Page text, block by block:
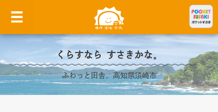
くらすなら すさきかな。
ふわっと田舎。高知県須崎市